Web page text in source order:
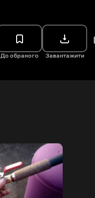
До обраного Завантажити